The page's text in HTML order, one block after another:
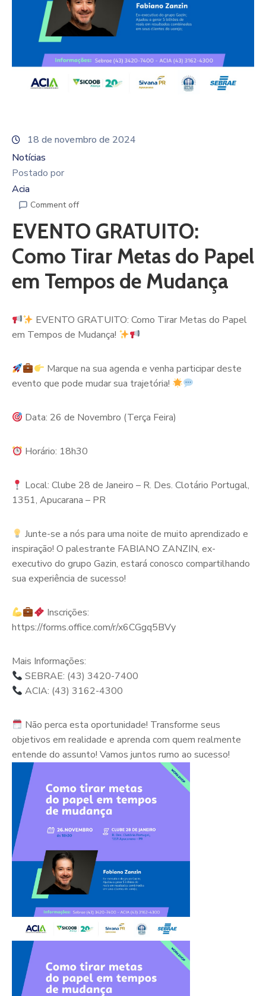
18 de novembro de 2024
Notícias
Postado por
Acia
Comment off
EVENTO GRATUITO:
Como Tirar Metas do Papel
em Tempos de Mudança
EVENTO GRATUITO: Como Tirar Metas do Papel
em Tempos de Mudança!
Marque na sua agenda e venha participar deste
evento que pode mudar sua trajetória!
Data: 26 de Novembro (Terça Feira)
Horário: 18h30
Local: Clube 28 de Janeiro – R. Des. Clotário Portugal,
1351, Apucarana – PR
Junte-se a nós para uma noite de muito aprendizado e
inspiração! O palestrante FABIANO ZANZIN, ex-
executivo do grupo Gazin, estará conosco compartilhando
sua experiência de sucesso!
Inscrições:
https://forms.office.com/r/x6CGgq5BVy
Mais Informações:
SEBRAE: (43) 3420-7400
ACIA: (43) 3162-4300
Não perca esta oportunidade! Transforme seus
objetivos em realidade e aprenda com quem realmente
entende do assunto! Vamos juntos rumo ao sucesso!